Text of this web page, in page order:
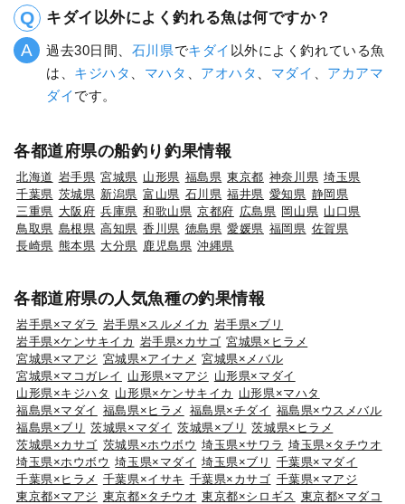
キダイ以外によく釣れる魚は何ですか？
過去30日間、 石川県でキダイ 以外によく釣れている魚
は、 キジハタ マハタ アオハタ マダイ
アカアマ
ダイです。
各都道府県の船釣り釣果情報
北海道 岩手県 宮城県 山形県 福島県 東京都 神奈川県 埼玉県
千葉県 茨城県 新潟県 富山県 石川県 福井県 愛知県 静岡県
三重県 大阪府 兵庫県 和歌山県 京都府 広島県 岡山県 山口県
鳥取県 島根県 高知県 香川県 徳島県 愛媛県 福岡県 佐賀県
長崎県 熊本県 大分県 鹿児島県 沖縄県
各都道府県の人気魚種の釣果情報
岩手県×マダラ 岩手県×スルメイカ 岩手県×ブリ
岩手県×ケンサキイカ 岩手県×カサゴ 宮城県×ヒラメ
宮城県×マアジ 宮城県×アイナメ 宮城県×メバル
宮城県×マコガレイ
山形県×マアジ 山形県×マダイ
山形県×キジハタ 山形県×ケンサキイカ
山形県×マハタ
福島県×マダイ 福島県×ヒラメ 福島県×チダイ 福島県×ウスメバル
福島県×ブリ
茨城県×マダイ 茨城県×ブリ
茨城県×ヒラメ
茨城県×カサゴ 茨城県×ホウボウ 埼玉県×サワラ 埼玉県×タチウオ
埼玉県×ホウボウ 埼玉県×マダイ 埼玉県×ブリ
千葉県×マダイ
千葉県×ヒラメ 千葉県×イサキ 千葉県×カサゴ 千葉県×マアジ
東京都×マアジ 東京都×タチウオ 東京都×シロギス 東京都×マダコ